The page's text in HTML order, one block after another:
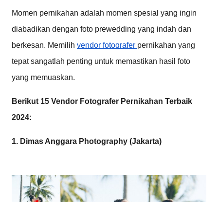
Momen pernikahan adalah momen spesial yang ingin
diabadikan dengan foto prewedding yang indah dan
berkesan. Memilih vendor fotografer pernikahan yang
tepat sangatlah penting untuk memastikan hasil foto
yang memuaskan.
Berikut 15 Vendor Fotografer Pernikahan Terbaik
2024:
1. Dimas Anggara Photography (Jakarta)